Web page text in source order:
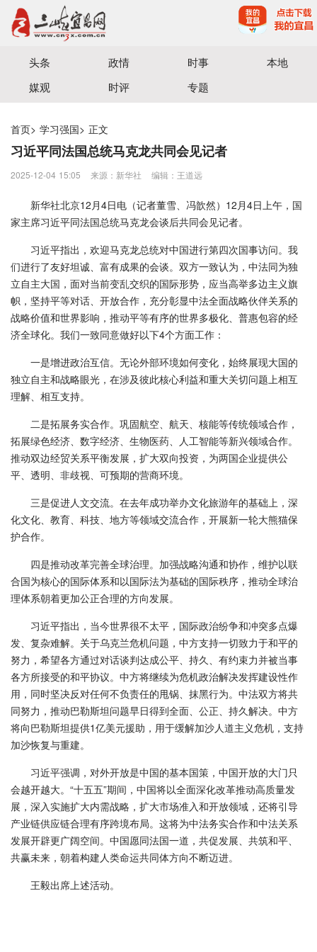
宜昌三峡融媒体中心主办
头条 政情 时事
本地
媒观
时评 专题
首页> 学习强国> 正文
习近平同法国总统马克龙共同会见记者
2025-12-04 15:05 来源：新华社 编辑：王道远
新华社北京12月4日电（记者董雪、冯歆然）12月4日上午，国
家主席习近平同法国总统马克龙会谈后共同会见记者。
习近平指出，欢迎马克龙总统对中国进行第四次国事访问。我
们进行了友好坦诚、富有成果的会谈。双方一致认为，中法同为独
立自主大国，面对当前变乱交织的国际形势，应当高举多边主义旗
帜，坚持平等对话、开放合作，充分彰显中法全面战略伙伴关系的
战略价值和世界影响，推动平等有序的世界多极化、普惠包容的经
济全球化。我们一致同意做好以下4个方面工作：
一是增进政治互信。无论外部环境如何变化，始终展现大国的
独立自主和战略眼光，在涉及彼此核心利益和重大关切问题上相互
理解、相互支持。
二是拓展务实合作。巩固航空、航天、核能等传统领域合作，
拓展绿色经济、数字经济、生物医药、人工智能等新兴领域合作。
推动双边经贸关系平衡发展，扩大双向投资，为两国企业提供公
平、透明、非歧视、可预期的营商环境。
三是促进人文交流。在去年成功举办文化旅游年的基础上，深
化文化、教育、科技、地方等领域交流合作，开展新一轮大熊猫保
护合作。
四是推动改革完善全球治理。加强战略沟通和协作，维护以联
合国为核心的国际体系和以国际法为基础的国际秩序，推动全球治
理体系朝着更加公正合理的方向发展。
习近平指出，当今世界很不太平，国际政治纷争和冲突多点爆
发、复杂难解。关于乌克兰危机问题，中方支持一切致力于和平的
努力，希望各方通过对话谈判达成公平、持久、有约束力并被当事
各方所接受的和平协议。中方将继续为危机政治解决发挥建设性作
用，同时坚决反对任何不负责任的甩锅、抹黑行为。中法双方将共
同努力，推动巴勒斯坦问题早日得到全面、公正、持久解决。中方
将向巴勒斯坦提供1亿美元援助，用于缓解加沙人道主义危机，支持
加沙恢复与重建。
习近平强调，对外开放是中国的基本国策，中国开放的大门只
会越开越大。“十五五”期间，中国将以全面深化改革推动高质量发
展，深入实施扩大内需战略，扩大市场准入和开放领域，还将引导
产业链供应链合理有序跨境布局。这将为中法务实合作和中法关系
发展开辟更广阔空间。中国愿同法国一道，共促发展、共筑和平、
共赢未来，朝着构建人类命运共同体方向不断迈进。
王毅出席上述活动。